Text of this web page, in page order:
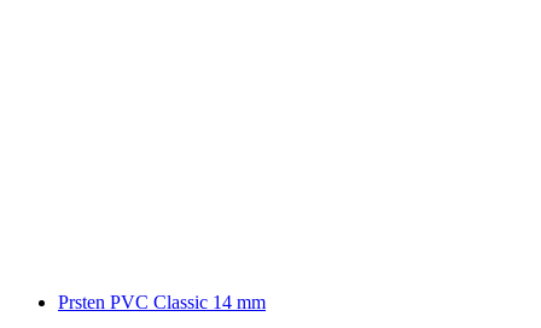
Prsten PVC Classic 14 mm